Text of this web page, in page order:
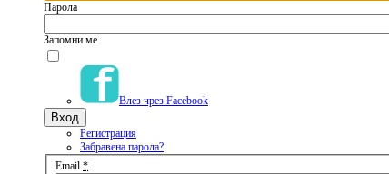
Парола
Запомни ме
Влез чрез Facebook
Регистрация
Забравена парола?
Email *